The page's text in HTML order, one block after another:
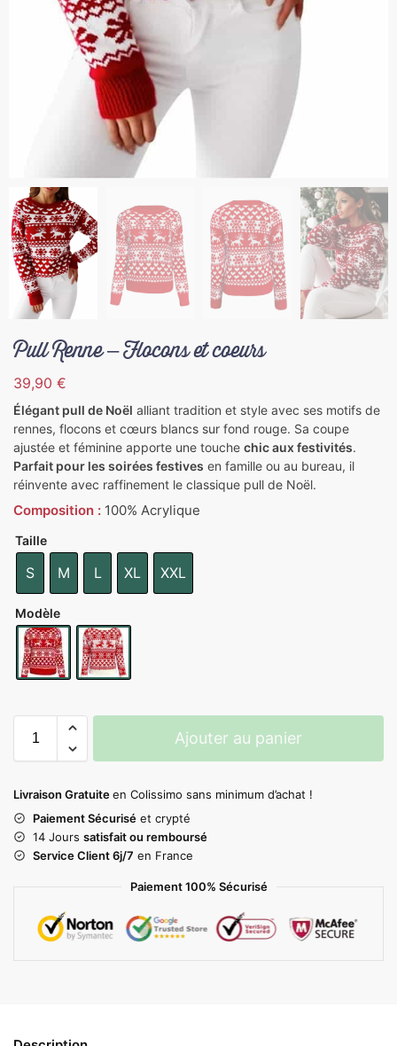
Pull Renne – Flocons et coeurs
39,90 €
Élégant pull de Noël alliant tradition et style avec ses motifs de
rennes, flocons et cœurs blancs sur fond rouge. Sa coupe
ajustée et féminine apporte une touche chic aux festivités.
Parfait pour les soirées festives en famille ou au bureau, il
réinvente avec raffinement le classique pull de Noël.
Composition : 100% Acrylique
Taille
S M L XL XXL
Modèle
Ajouter au panier
Livraison Gratuiteen Colissimo sans minimum d’achat !
Paiement Sécurisé et crypté
14 Jours satisfait ou remboursé
Service Client 6j/7 en France
Paiement 100% Sécurisé